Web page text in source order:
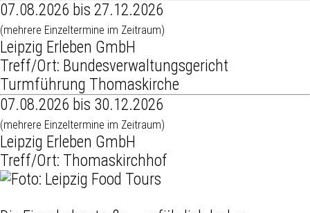
07.08.2026 bis 27.12.2026
(mehrere Einzeltermine im Zeitraum)
Leipzig Erleben GmbH
Treff/Ort: Bundesverwaltungsgericht
Turmführung Thomaskirche
07.08.2026 bis 30.12.2026
(mehrere Einzeltermine im Zeitraum)
Leipzig Erleben GmbH
Treff/Ort: Thomaskirchhof